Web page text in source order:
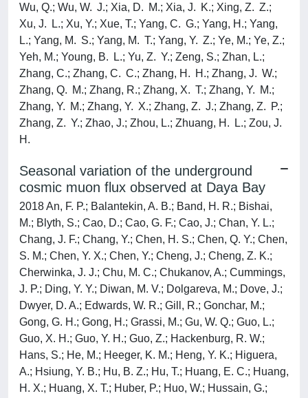
Wu, Q.; Wu, W. J.; Xia, D. M.; Xia, J. K.; Xing, Z. Z.;
Xu, J. L.; Xu, Y.; Xue, T.; Yang, C. G.; Yang, H.; Yang,
L.; Yang, M. S.; Yang, M. T.; Yang, Y. Z.; Ye, M.; Ye, Z.;
Yeh, M.; Young, B. L.; Yu, Z. Y.; Zeng, S.; Zhan, L.;
Zhang, C.; Zhang, C. C.; Zhang, H. H.; Zhang, J. W.;
Zhang, Q. M.; Zhang, R.; Zhang, X. T.; Zhang, Y. M.;
Zhang, Y. M.; Zhang, Y. X.; Zhang, Z. J.; Zhang, Z. P.;
Zhang, Z. Y.; Zhao, J.; Zhou, L.; Zhuang, H. L.; Zou, J.
H.
Seasonal variation of the underground
cosmic muon flux observed at Daya Bay
2018 An, F. P.; Balantekin, A. B.; Band, H. R.; Bishai,
M.; Blyth, S.; Cao, D.; Cao, G. F.; Cao, J.; Chan, Y. L.;
Chang, J. F.; Chang, Y.; Chen, H. S.; Chen, Q. Y.; Chen,
S. M.; Chen, Y. X.; Chen, Y.; Cheng, J.; Cheng, Z. K.;
Cherwinka, J. J.; Chu, M. C.; Chukanov, A.; Cummings,
J. P.; Ding, Y. Y.; Diwan, M. V.; Dolgareva, M.; Dove, J.;
Dwyer, D. A.; Edwards, W. R.; Gill, R.; Gonchar, M.;
Gong, G. H.; Gong, H.; Grassi, M.; Gu, W. Q.; Guo, L.;
Guo, X. H.; Guo, Y. H.; Guo, Z.; Hackenburg, R. W.;
Hans, S.; He, M.; Heeger, K. M.; Heng, Y. K.; Higuera,
A.; Hsiung, Y. B.; Hu, B. Z.; Hu, T.; Huang, E. C.; Huang,
H. X.; Huang, X. T.; Huber, P.; Huo, W.; Hussain, G.;